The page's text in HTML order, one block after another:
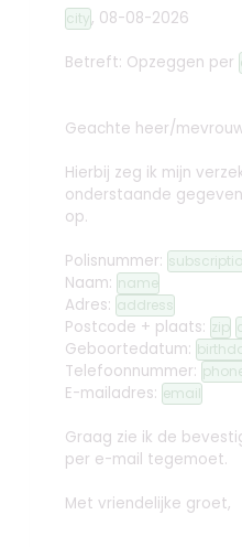
city, 08-08-2026
Betreft: Opzeggen per
Geachte heer/
Hierbij zeg ik mijn
onderstaande
op.
Polisnummer:
Naam: name
Adres: address
Postcode + plaats: zip
Geboortedatum:
Telefoonnummer:
E-mailadres: email
Graag zie ik de
per e-mail tegemoet.
Met vriendelijke groet,